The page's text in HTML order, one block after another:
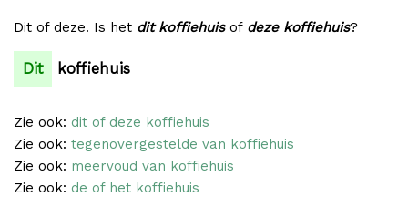
Dit of deze. Is het dit koffiehuisof deze koffiehuis?
Dit koffiehuis
Zie ook: dit of deze koffiehuis
Zie ook: tegenovergestelde van koffiehuis
Zie ook: meervoud van koffiehuis
Zie ook: de of het koffiehuis